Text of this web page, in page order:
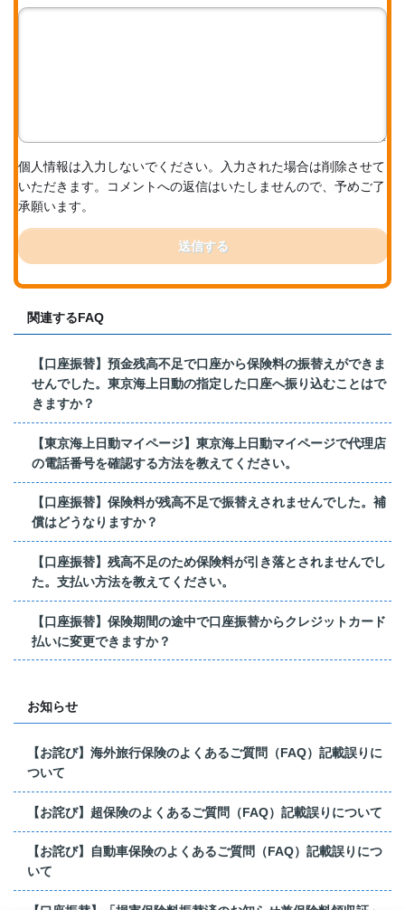
個人情報は入力しないでください。入力された場合は削除させて
いただきます。コメントへの返信はいたしませんので、予めご了
承願います。
送信する
関連するFAQ
【口座振替】預金残高不足で口座から保険料の振替えができま
せんでした。東京海上日動の指定した口座へ振り込むことはで
きますか？
【東京海上日動マイページ】東京海上日動マイページで代理店
の電話番号を確認する方法を教えてください。
【口座振替】保険料が残高不足で振替えされませんでした。補
償はどうなりますか？
【口座振替】残高不足のため保険料が引き落とされませんでし
た。支払い方法を教えてください。
【口座振替】保険期間の途中で口座振替からクレジットカード
払いに変更できますか？
お知らせ
【お詫び】海外旅行保険のよくあるご質問（FAQ）記載誤りに
ついて
【お詫び】超保険のよくあるご質問（FAQ）記載誤りについて
【お詫び】自動車保険のよくあるご質問（FAQ）記載誤りにつ
いて